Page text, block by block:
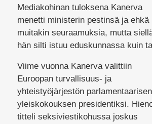
Mediakohinan tuloksena Kanerva
menetti ministerin pestinsä ja ehkä
muitakin seuraamuksia, mutta
hän silti istuu eduskunnassa kuin
Viime vuonna Kanerva valittiin
Euroopan turvallisuus- ja
yhteistyöjärjestön parlamentaarisen
yleiskokouksen presidentiksi.
titteli seksiviestikohussa joskus